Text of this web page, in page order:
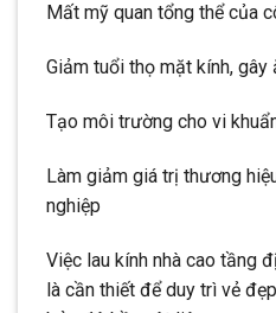
Mất mỹ quan tổng thể của
Giảm tuổi thọ mặt kính, gây
Tạo môi trường cho vi
Làm giảm giá trị thương
nghiệp
Việc lau kính nhà cao tầng
là cần thiết để duy trì vẻ